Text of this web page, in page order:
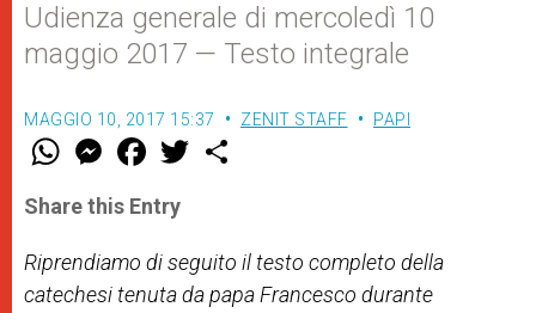
Udienza generale di mercoledì 10
maggio 2017 — Testo integrale
MAGGIO 10, 2017 15:37 ZENIT STAFF PAPI
W
t
s
p
p
M
e
s
e
g
e
r
F
a
e
b
o
k
w
r
Share this Entry
Riprendiamo di seguito il testo completo della
catechesi tenuta da papa Francesco durante